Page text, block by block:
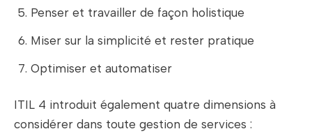
Penser et travailler de façon holistique
Miser sur la simplicité et rester pratique
Optimiser et automatiser
ITIL 4 introduit également quatre dimensions à
considérer dans toute gestion de services :